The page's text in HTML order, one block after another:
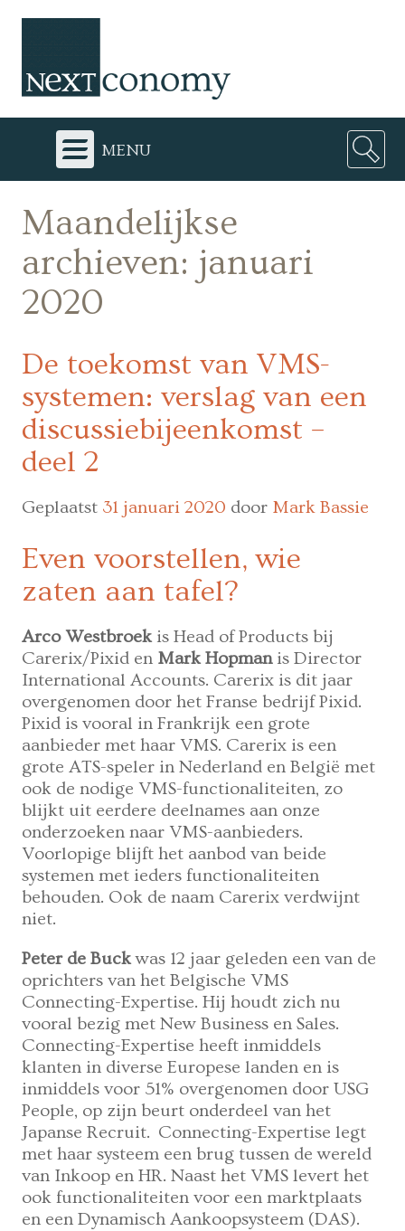
menu
Maandelijkse
archieven: januari
2020
De toekomst van VMS-
systemen: verslag van een
discussiebijeenkomst –
deel 2
Geplaatst 31 januari 2020 door Mark Bassie
Even voorstellen, wie
zaten aan tafel?
Arco Westbroek is Head of Products bij
Carerix/Pixid en Mark Hopmanis Director
International Accounts. Carerix is dit jaar
overgenomen door het Franse bedrijf Pixid.
Pixid is vooral in Frankrijk een grote
aanbieder met haar VMS. Carerix is een
grote ATS-speler in Nederland en België met
ook de nodige VMS-functionaliteiten, zo
blijkt uit eerdere deelnames aan onze
onderzoeken naar VMS-aanbieders.
Voorlopige blijft het aanbod van beide
systemen met ieders functionaliteiten
behouden. Ook de naam Carerix verdwijnt
niet.
Peter de Buckwas 12 jaar geleden een van de
oprichters van het Belgische VMS
Connecting-Expertise. Hij houdt zich nu
vooral bezig met New Business en Sales.
Connecting-Expertise heeft inmiddels
klanten in diverse Europese landen en is
inmiddels voor 51% overgenomen door USG
People, op zijn beurt onderdeel van het
Japanse Recruit. Connecting-Expertise legt
met haar systeem een brug tussen de wereld
van Inkoop en HR. Naast het VMS levert het
ook functionaliteiten voor een marktplaats
en een Dynamisch Aankoopsysteem (DAS).